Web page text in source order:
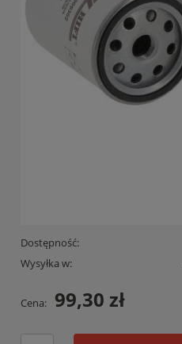
Dostępność:
Wysyłka w:
Cena: 99,30 zł